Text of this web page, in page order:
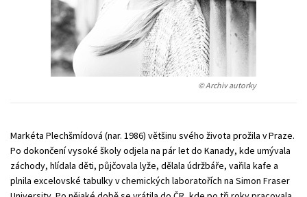
Technické vedy
Učebnice
Umenie a kultúra
Výchova a pedagogika
Young adult
Young adult (SK)
Zdravie a životný štýl
© Archiv autorky
Markéta Plechšmídová (nar. 1986) většinu svého života prožila v Praze.
Po dokončení vysoké školy odjela na pár let do Kanady, kde umývala
záchody, hlídala děti, půjčovala lyže, dělala údržbáře, vařila kafe a
plnila excelovské tabulky v chemických laboratořích na Simon Fraser